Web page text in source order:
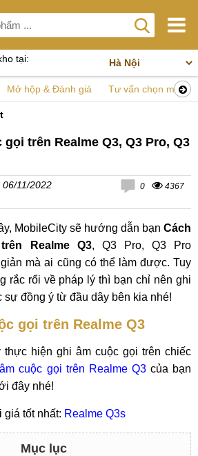
tại:
Mở hộp & Đánh giá Tư vấn chọn mua
trên Realme Q3, Q3 Pro, Q3
06/11/2022
0 4367
MobileCity sẽ hướng dẫn bạn Cách
Realme Q3, Q3 Pro, Q3 Pro
mà ai cũng có thể làm được. Tuy
rắc rối về pháp lý thì bạn chỉ nên ghi
đồng ý từ đầu dây bên kia nhé!
gọi trên Realme Q3
thực hiện ghi âm cuộc gọi trên chiếc
cuộc gọi trên Realme Q3 của bạn
đây nhé!
giá tốt nhất: Realme Q3s
Mục lục